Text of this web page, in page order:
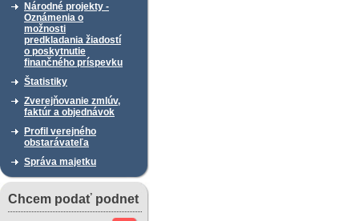
Národné projekty -
Oznámenia o
možnosti
predkladania žiadostí
o poskytnutie
finančného príspevku
Štatistiky
Zverejňovanie zmlúv,
faktúr a objednávok
Profil verejného
obstarávateľa
Správa majetku
Chcem podať podnet